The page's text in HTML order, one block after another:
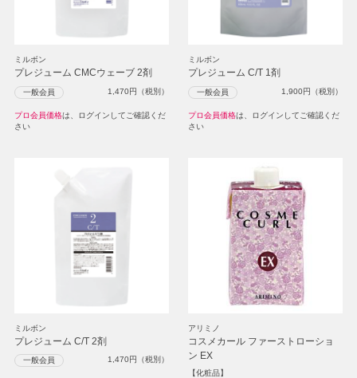
ミルボン
プレジューム CMCウェーブ 2剤
一般会員 1,470円（税別）
プロ会員価格は、ログインしてご確認くだ
さい
ミルボン
プレジューム C/T 1剤
一般会員 1,900円（税別）
プロ会員価格は、ログインしてご確認くだ
さい
ミルボン
プレジューム C/T 2剤
一般会員 1,470円（税別）
アリミノ
コスメカール ファーストローショ
ン EX
【化粧品】